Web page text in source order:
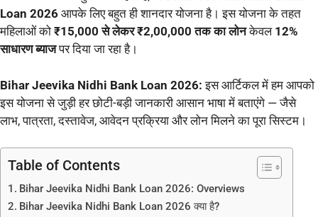
Loan 2026 आपके लिए बहुत ही शानदार योजना है। इस योजना के तहत
महिलाओं को ₹15,000 से लेकर ₹2,00,000 तक का लोनकेवल 12%
साधारण ब्याजपर दिया जा रहा है।
Bihar Jeevika Nidhi Bank Loan 2026: इस आर्टिकल में हम आपको
इस योजना से जुड़ी हर छोटी-बड़ी जानकारी आसान भाषा में बताएंगे — जैसे
लाभ, पात्रता, दस्तावेज, आवेदन प्रक्रिया और लोन मिलने का पूरा सिस्टम।
Table of Contents
Bihar Jeevika Nidhi Bank Loan 2026: Overviews
Bihar Jeevika Nidhi Bank Loan 2026 क्या है?